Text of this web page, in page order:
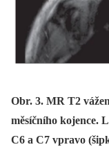
Obr. 3. MR T2
měsíčního kojence.
C6 a C7 vpravo